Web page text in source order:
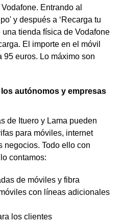
Entrando al
y después a ‘Recarga tu
tienda física de Vodafone
El importe en el móvil
95 euros. Lo máximo son
autónomos y empresas
de Ituero y Lama pueden
para móviles, internet
negocios. Todo ello con
contamos:
de móviles y fibra
con líneas adicionales
los clientes